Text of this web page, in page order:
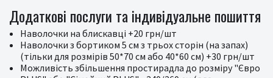
Додаткові послуги та індивідуальне пошиття
Наволочки на блискавці +20 грн/шт
Наволочки з бортиком 5 см з трьох сторін (на запах)
(тільки для розмірів 50*70 см або 40*60 см) +30 грн/шт
Можливість збільшення простирадла до розміру "Євро